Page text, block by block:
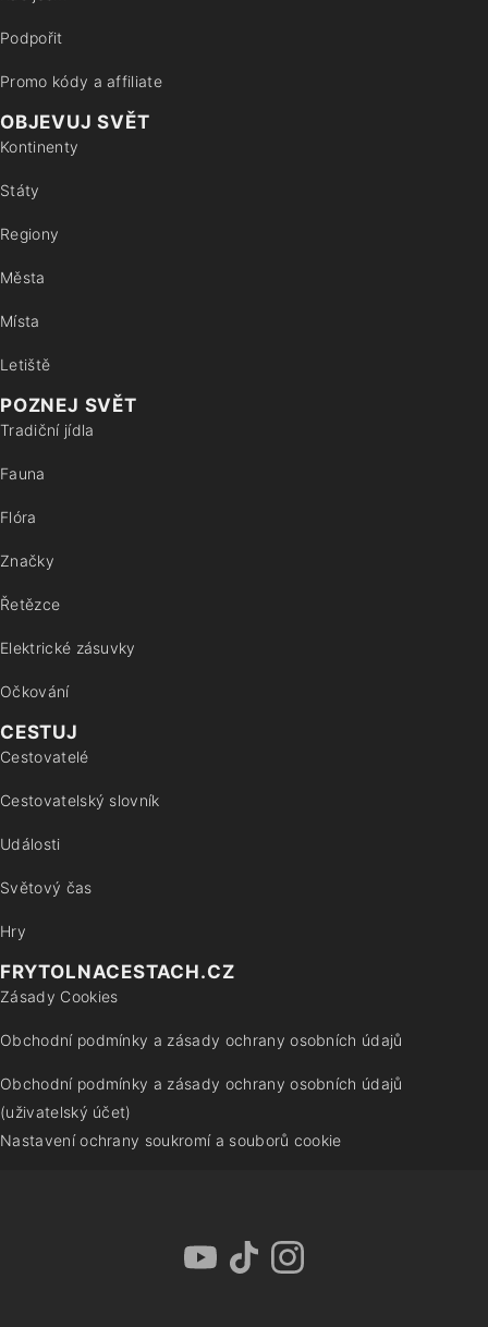
Podpořit
Promo kódy a affiliate
OBJEVUJ SVĚT
Kontinenty
Státy
Regiony
Města
Místa
Letiště
POZNEJ SVĚT
Tradiční jídla
Fauna
Flóra
Značky
Řetězce
Elektrické zásuvky
Očkování
CESTUJ
Cestovatelé
Cestovatelský slovník
Události
Světový čas
Hry
FRYTOLNACESTACH.CZ
Zásady Cookies
Obchodní podmínky a zásady ochrany osobních údajů
Obchodní podmínky a zásady ochrany osobních údajů
(uživatelský účet)
Nastavení ochrany soukromí a souborů cookie